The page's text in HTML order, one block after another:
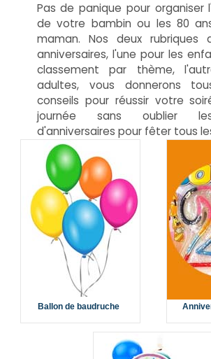
Pas de panique pour organiser
de votre bambin ou les 80
maman. Nos deux rubriques
anniversaires, l'une pour les
classement par thème,
adultes, vous donnerons
conseils pour réussir votre
journée sans oublier
d'anniversaires pour fêter tous
Ballon de baudruche